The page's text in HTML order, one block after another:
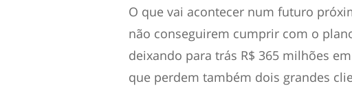
O que vai acontecer num futuro
não conseguirem cumprir com o
deixando para trás R$ 365 milhões
que perdem também dois grandes